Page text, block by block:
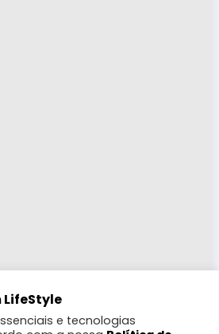
e tecnologias